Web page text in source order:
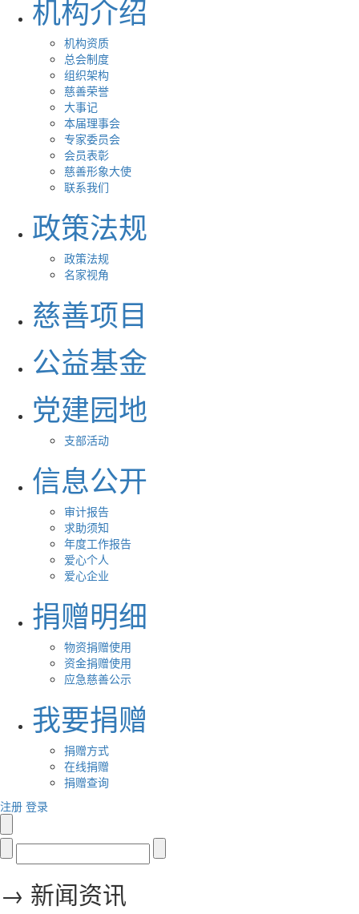
机构介绍
机构资质
总会制度
组织架构
慈善荣誉
大事记
本届理事会
专家委员会
会员表彰
慈善形象大使
联系我们
政策法规
政策法规
名家视角
慈善项目
公益基金
党建园地
支部活动
信息公开
审计报告
求助须知
年度工作报告
爱心个人
爱心企业
捐赠明细
物资捐赠使用
资金捐赠使用
应急慈善公示
我要捐赠
捐赠方式
在线捐赠
捐赠查询
注册 登录
→ 新闻资讯